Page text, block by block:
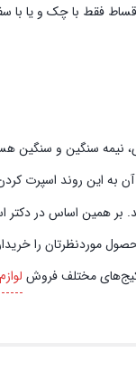
با چک و یا با سفته
سنگین و سنگین
آن به این روند
بر همین اساس در
موردنظرتان را
مختلف فروش